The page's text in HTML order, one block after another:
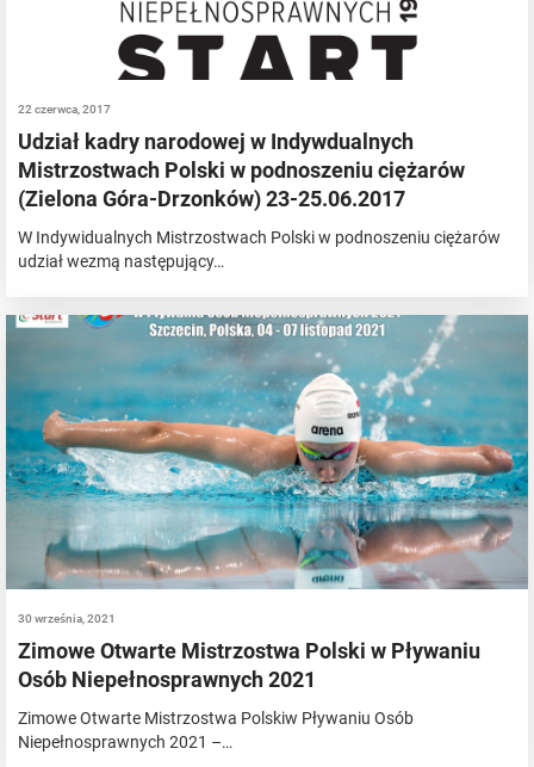
22 czerwca, 2017
Udział kadry narodowej w Indywdualnych
Mistrzostwach Polski w podnoszeniu ciężarów
(Zielona Góra-Drzonków) 23-25.06.2017
W Indywidualnych Mistrzostwach Polski w podnoszeniu ciężarów
udział wezmą następujący…
30 września, 2021
Zimowe Otwarte Mistrzostwa Polski w Pływaniu
Osób Niepełnosprawnych 2021
Zimowe Otwarte Mistrzostwa Polskiw Pływaniu Osób
Niepełnosprawnych 2021 –…